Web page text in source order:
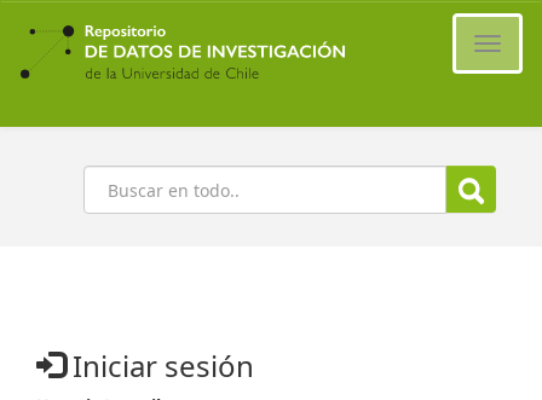
Ir
contenido
principal
Buscar
Iniciar sesión